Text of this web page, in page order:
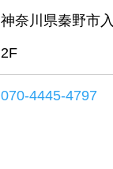
神奈川県秦野市
2F
070-4445-4797